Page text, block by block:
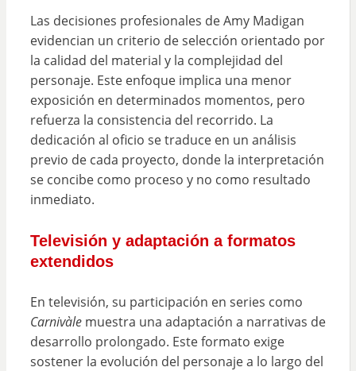
Las decisiones profesionales de Amy Madigan
evidencian un criterio de selección orientado por
la calidad del material y la complejidad del
personaje. Este enfoque implica una menor
exposición en determinados momentos, pero
refuerza la consistencia del recorrido. La
dedicación al oficio se traduce en un análisis
previo de cada proyecto, donde la interpretación
se concibe como proceso y no como resultado
inmediato.
Televisión y adaptación a formatos
extendidos
En televisión, su participación en series como
Carnivàlemuestra una adaptación a narrativas de
desarrollo prolongado. Este formato exige
sostener la evolución del personaje a lo largo del